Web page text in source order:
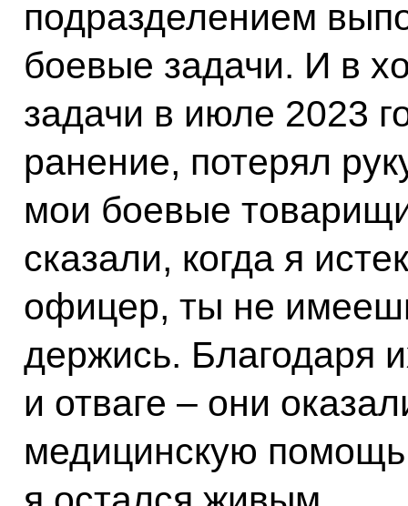
подразделением
боевые задачи. И в
задачи в июле 2023
ранение, потерял
мои боевые
сказали, когда я
офицер, ты не
держись. Благодаря
и отваге – они
медицинскую